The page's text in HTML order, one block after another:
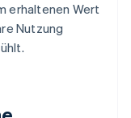
erhaltenen Wert
Nutzung